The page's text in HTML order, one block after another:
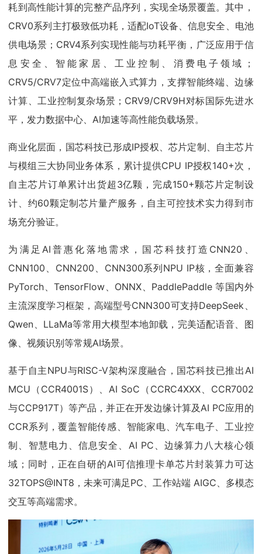
耗到高性能计算的完整产品序列，实现全场景覆盖。其中，
CRV0系列主打极致低功耗，适配IoT设备、信息安全、电池
供电场景；CRV4系列实现性能与功耗平衡，广泛应用于信
息安全、智能家居、工业控制、消费电子领域；
CRV5/CRV7定位中高端嵌入式算力，支撑智能终端、边缘
计算、工业控制复杂场景；CRV9/CRV9H对标国际先进水
平，发力数据中心、AI加速等高性能负载场景。
商业化层面，国芯科技已形成IP授权、芯片定制、自主芯片
与模组三大协同业务体系，累计提供CPU IP授权140+次，
自主芯片订单累计出货超3亿颗，完成150+颗芯片定制设
计、约60颗定制芯片量产服务，自主可控技术实力得到市
场充分验证。
为满足AI普惠化落地需求，国芯科技打造CNN20、
CNN100、CNN200、CNN300系列NPU IP核，全面兼容
PyTorch、TensorFlow、ONNX、PaddlePaddle 等国内外
主流深度学习框架，高端型号CNN300可支持DeepSeek、
Qwen、LLaMa等常用大模型本地卸载，完美适配语音、图
像、视频识别等常规AI场景。
基于自主NPU与RISC-V架构深度融合，国芯科技已推出AI
MCU（CCR4001S）、AI SoC（CCRC4XXX、CCR7002
与CCP917T）等产品，并正在开发边缘计算及AI PC应用的
CCR系列，覆盖智能传感、智能家电、汽车电子、工业控
制、智慧电力、信息安全、AI PC、边缘算力八大核心领
域；同时，正在自研的AI可信推理卡单芯片封装算力可达
32TOPS@INT8，未来可满足PC、工作站端 AIGC、多模态
交互等高端需求。